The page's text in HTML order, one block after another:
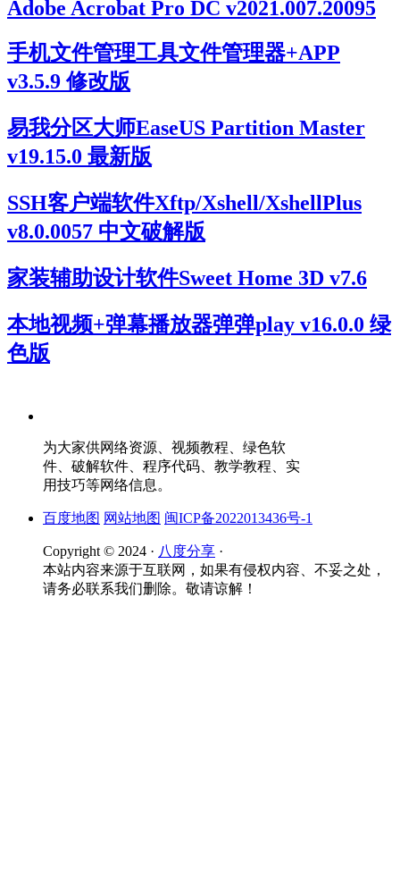
Adobe Acrobat Pro DC v2021.007.20095
手机文件管理工具文件管理器+APP
v3.5.9 修改版
易我分区大师EaseUS Partition Master
v19.15.0 最新版
SSH客户端软件Xftp/Xshell/XshellPlus
v8.0.0057 中文破解版
家装辅助设计软件Sweet Home 3D v7.6
本地视频+弹幕播放器弹弹play v16.0.0 绿
色版
为大家供网络资源、视频教程、绿色软
件、破解软件、程序代码、教学教程、实
用技巧等网络信息。
百度地图 网站地图 闽ICP备2022013436号-1
Copyright © 2024 · 八度分享 ·
本站内容来源于互联网，如果有侵权内容、不妥之处，
请务必联系我们删除。敬请谅解！